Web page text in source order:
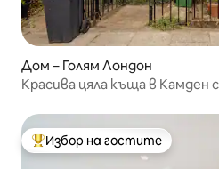
Дом – Голям Лондон
Красива цяла къща в Камден
Най-популярен избор на
Избор на гостите